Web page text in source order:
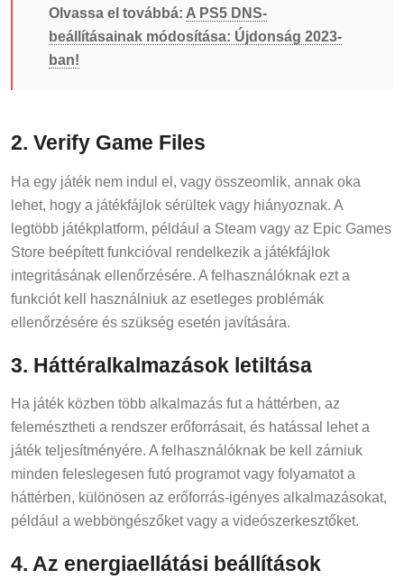
Olvassa el továbbá: A PS5 DNS-
beállításainak módosítása: Újdonság 2023-
ban!
2. Verify Game Files
Ha egy játék nem indul el, vagy összeomlik, annak oka
lehet, hogy a játékfájlok sérültek vagy hiányoznak. A
legtöbb játékplatform, például a Steam vagy az Epic Games
Store beépített funkcióval rendelkezik a játékfájlok
integritásának ellenőrzésére. A felhasználóknak ezt a
funkciót kell használniuk az esetleges problémák
ellenőrzésére és szükség esetén javítására.
3. Háttéralkalmazások letiltása
Ha játék közben több alkalmazás fut a háttérben, az
felemésztheti a rendszer erőforrásait, és hatással lehet a
játék teljesítményére. A felhasználóknak be kell zárniuk
minden feleslegesen futó programot vagy folyamatot a
háttérben, különösen az erőforrás-igényes alkalmazásokat,
például a webböngészőket vagy a videószerkesztőket.
4. Az energiaellátási beállítások